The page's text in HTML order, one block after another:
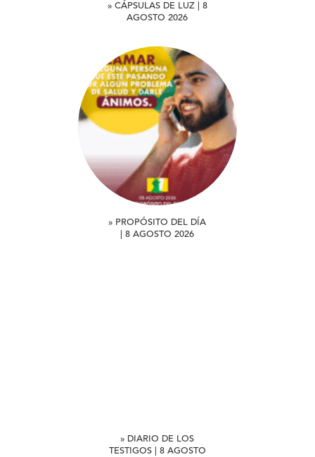
» CÁPSULAS DE LUZ | 8
AGOSTO 2026
» PROPÓSITO DEL DÍA
| 8 AGOSTO 2026
» DIARIO DE LOS
TESTIGOS | 8 AGOSTO